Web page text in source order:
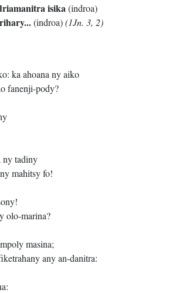
isika (indroa)
(indroa)(1Jn. 3, 2)
ka ahoana ny aiko
fanenji-pody?
ny tadiny
mahitsy fo!
olo-marina?
masina;
any an-danitra: